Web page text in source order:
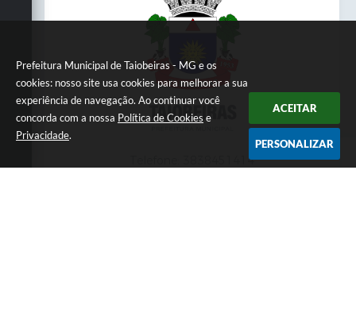
Prefeitura Municipal de Taiobeiras - MG e os
cookies: nosso site usa cookies para melhorar a sua
experiência de navegação. Ao continuar você
concorda com a nossa Política de Cookies e
Privacidade.
ACEITAR
PERSONALIZAR
Telefone: 3838451414